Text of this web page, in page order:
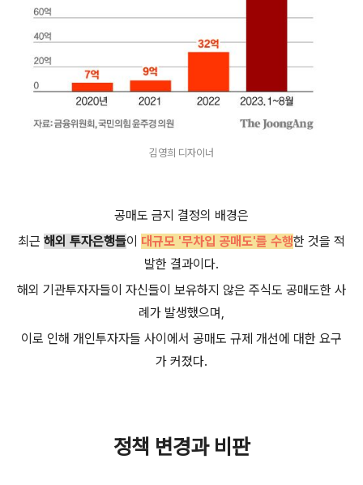
김영희 디자이너
공매도 금지 결정의 배경은
최근 해외 투자은행들이 대규모 '무차입 공매도'를 수행한 것을 적
발한 결과이다.
해외 기관투자자들이 자신들이 보유하지 않은 주식도 공매도한 사
례가 발생했으며,
이로 인해 개인투자자들 사이에서 공매도 규제 개선에 대한 요구
가 커졌다.
정책 변경과 비판